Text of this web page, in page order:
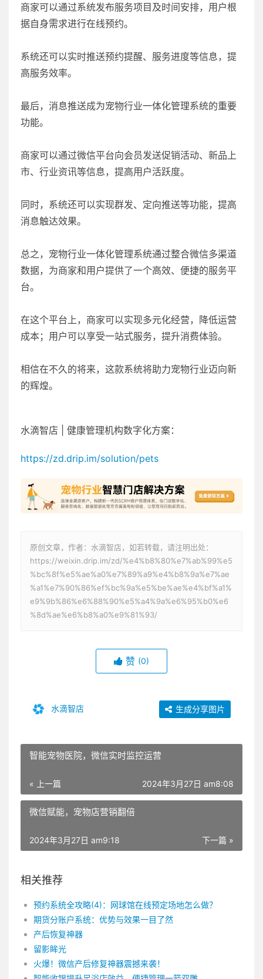
商家可以通过系统发布服务项目及时间安排，用户根
据自身需求进行在线预约。
系统还可以实时推送预约提醒、服务进度等信息，提
高服务效率。
最后，消息推送成为宠物行业一体化管理系统的重要
功能。
商家可以通过微信平台向会员发送促销活动、新品上
市、行业资讯等信息，提高用户活跃度。
同时，系统还可以实现群发、定向推送等功能，提高
消息触达效果。
总之，宠物行业一体化管理系统通过整合微信多渠道
数据，为商家和用户提供了一个高效、便捷的服务平
台。
在这个平台上，商家可以实现多元化经营，降低运营
成本；用户可以享受一站式服务，提升消费体验。
相信在不久的将来，这款系统将助力宠物行业迈向新
的辉煌。
水滴智店 | 健康管理机构数字化方案：
https://zd.drip.im/solution/pets
原创文章，作者：水滴智店，如若转载，请注明出处：
https://weixin.drip.im/zd/%e4%b8%80%e7%ab%99%e5
%bc%8f%e5%ae%a0%e7%89%a9%e4%b8%9a%e7%ae
%a1%e7%90%86%ef%bc%9a%e5%be%ae%e4%bf%a1%
e9%9b%86%e6%88%90%e5%a4%9a%e6%95%b0%e6
%8d%ae%e6%b8%a0%e9%81%93/
赞 (0)
水滴智店 生成分享图片
智能宠物医院，微信实时监控运营
« 上一篇 2024年3月27日 am8:08
微信赋能，宠物店营销翻倍
下一篇 »
2024年3月27日 am9:18
相关推荐
预约系统全攻略(4)：网球馆在线预定场地怎么做？
期货分账户系统：优势与效果一目了然
产后恢复神器
留影眸光
火爆！微信产后修复神器震撼来袭！